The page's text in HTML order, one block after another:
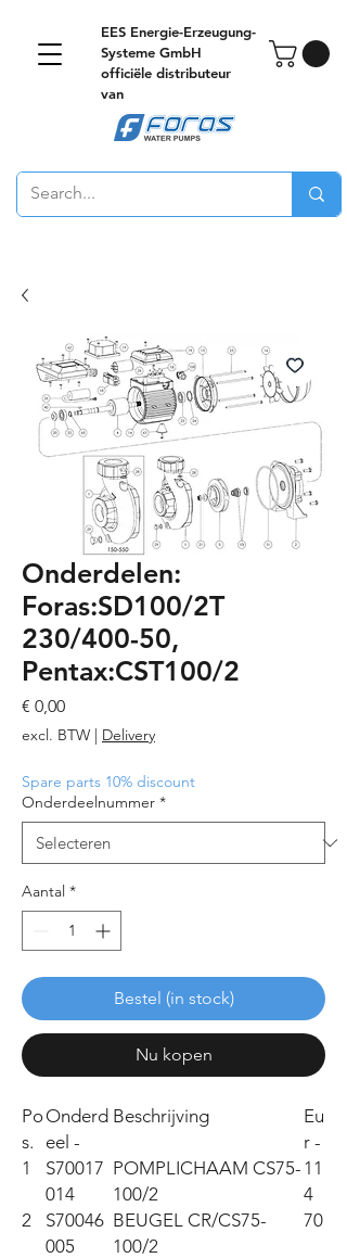
EES Energie-Erzeugung-
Systeme GmbH
officiële distributeur
van
Onderdelen:
Foras:SD100/2T
230/400-50,
Pentax:CST100/2
€ 0,00Prijs
excl. BTW | Delivery
Spare parts 10% discount
Onderdeelnummer *
Aantal *
Bestel (in stock)
Nu kopen
Po
s.
Onderd
eel -
Beschrijving
Eu
r -
1
S70017
014
POMPLICHAAM CS75-
100/2
11
4
2
S70046
005
BEUGEL CR/CS75-
100/2
70